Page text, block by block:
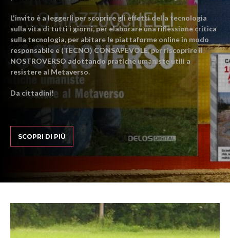
L'invito è a leggerli per scoprire gli effetti della tecnologia
sulla vita di tutti i giorni, per elaborare una riflessione critica
sulla tecnologia, per abitare le piattaforme online in modo
responsabile e (TECNO) CONSAPEVOLE, per riscoprire il
NOSTROVERSO adottando pratiche umaniste utili a
resistere al Metaverso.
Da cittadini!
SCOPRI DI PIÙ